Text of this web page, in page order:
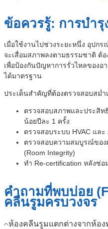
ข้อควรรู้: การบำ
เมื่อใช้งานไปช่วงระยะหนึ่ง อุปก
จะเสื่อมสภาพลงตามธรรมชาติ ต้
เพื่อป้องกันปัญหาการรั่วไหลของอ
ได้มาตรฐาน
ประเด็นสำคัญที่ต้องตรวจสอบสม่ำ
ตรวจสอบสภาพและประสิท
น้อยปีละ 1 ครั้ง
ตรวจสอบระบบ HVAC และ
ตรวจสอบความสมบูรณ์ขอ
(Room Integrity)
ทำ Re-certification หลังซ่
คำถามที่พบบ่อย
คลีนรูมครบวงจร
ห้องคลีนรูมแตกต่างจากห้อง